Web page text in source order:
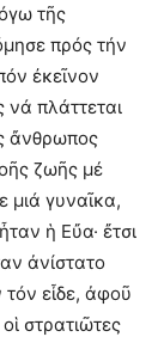
τῆς
πρός τήν
ἐκεῖνον
νά πλάττεται
ἄνθρωπος
ζωῆς μέ
μιά γυναῖκα,
ἡ Εὔα· ἔτσι
ἀνίστατο
εἶδε, ἀφοῦ
στρατιῶτες